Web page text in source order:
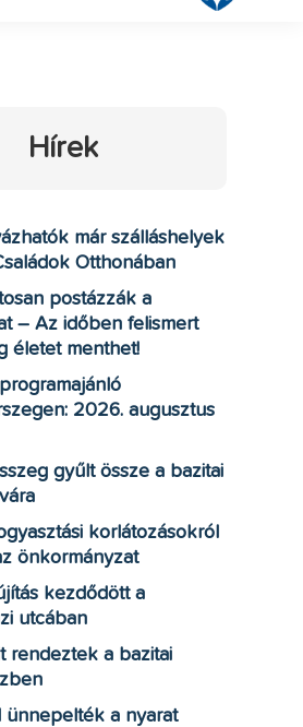
Hírek
már szálláshelyek
Otthonában
postázzák a
– Az időben felismert
életet menthet!
2026. augusztus
gyűlt össze a bazitai
korlátozásokról
önkormányzat
kezdődött a
utcában
rendeztek a bazitai
ünnepelték a nyarat